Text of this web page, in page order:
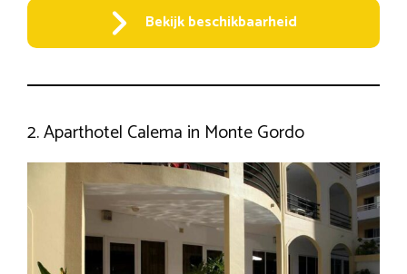
Bekijk beschikbaarheid
2. Aparthotel Calema in Monte Gordo